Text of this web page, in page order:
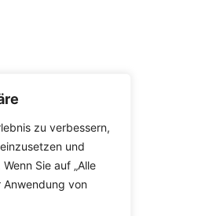
zu verbessern,
und
Sie auf „Alle
von